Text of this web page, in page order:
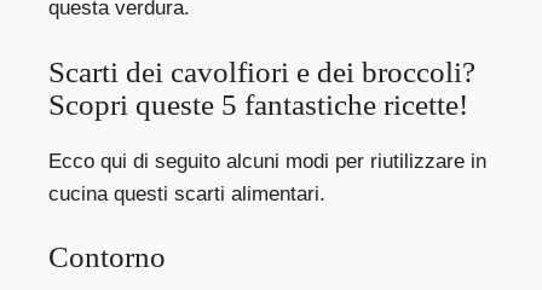
questa verdura.
Scarti dei cavolfiori e dei broccoli?
Scopri queste 5 fantastiche ricette!
Ecco qui di seguito alcuni modi per riutilizzare in
cucina questi scarti alimentari.
Contorno